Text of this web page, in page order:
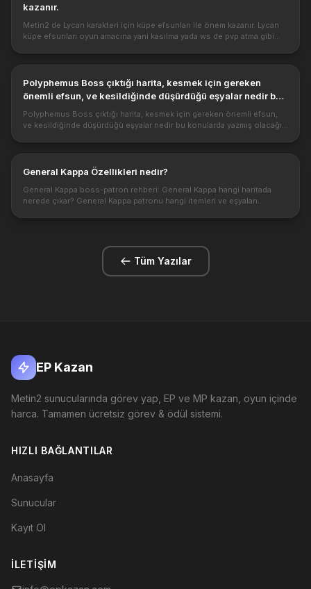
kazanır.
Metin2 de Lycan karakteri için küpe efsunları ile önem kazanır. Lycan
küpe efsunları oyun amacına yani kasılma yada ws de pvp atma gibi
Polyphemus Boss çıktığı harita, kesmek için gereken
önemli efsun, ve kesildiğinde düşürdüğü eşyalar nedir bu
konularda yazmış olacağız.
Polyphemus Boss çıktığı harita, kesmek için gereken önemli efsun,
ve kesildiğinde düşürdüğü eşyalar nedir bu konularda yazmış olacağız.
General Kappa Özellikleri nedir?
General Kappa boss-patron rehberi: General Kappa hangi haritada
nerede çıkar? General Kappa patronu hangi itemleri ve eşyaları
Tüm Yazılar
EP Kazan
Metin2 sunucularında görev yap, EP ve MP kazan, oyun içinde
harca. Tamamen ücretsiz görev & ödül sistemi.
HIZLI BAĞLANTILAR
Anasayfa
Sunucular
Kayıt Ol
İLETIŞIM